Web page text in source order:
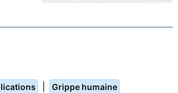
Grippe humaine